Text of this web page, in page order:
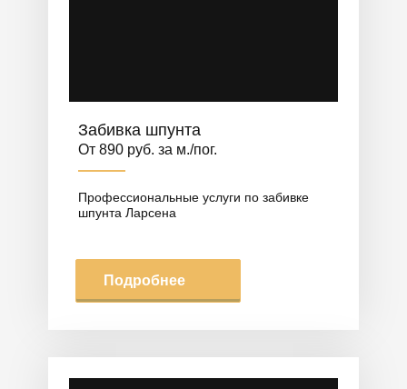
Забивка шпунта
От 890 руб. за м./пог.
Профессиональные услуги по забивке
шпунта Ларсена
Подробнее